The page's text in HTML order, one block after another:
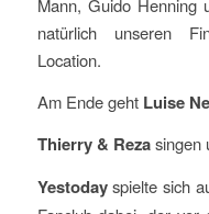
Mann, Guido Henning
natürlich unseren
Location.
Am Ende geht Luise
Thierry & Rezasingen
Yestodayspielte sich